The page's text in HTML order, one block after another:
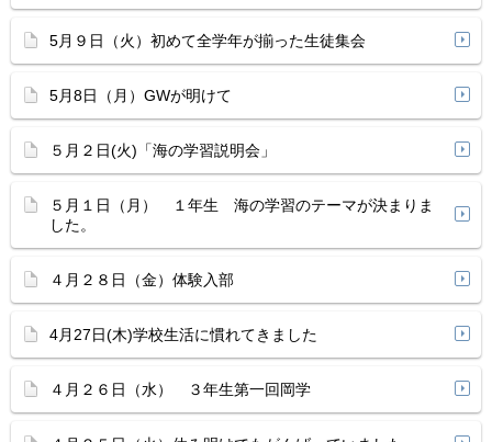
5月９日（火）初めて全学年が揃った生徒集会
5月8日（月）GWが明けて
５月２日(火)「海の学習説明会」
５月１日（月） １年生 海の学習のテーマが決まりま
した。
４月２８日（金）体験入部
4月27日(木)学校生活に慣れてきました
４月２６日（水） ３年生第一回岡学